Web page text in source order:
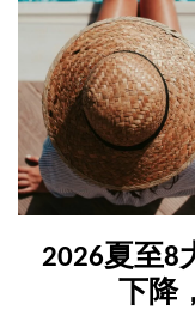
2026夏至8
下